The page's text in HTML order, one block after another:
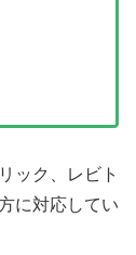
ック、レビト
に対応してい